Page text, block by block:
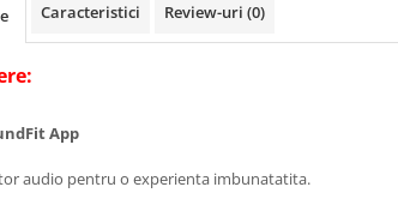
Caracteristici Review-uri (0)
App
audio pentru o experienta imbunatatita.